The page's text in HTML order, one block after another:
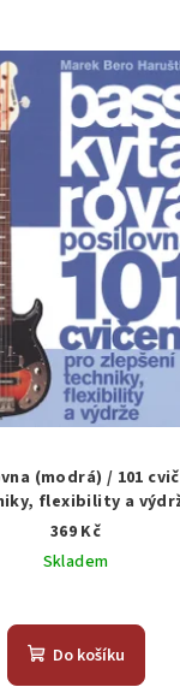
(modrá) / 101
flexibility a
369 Kč
Skladem
Do košíku